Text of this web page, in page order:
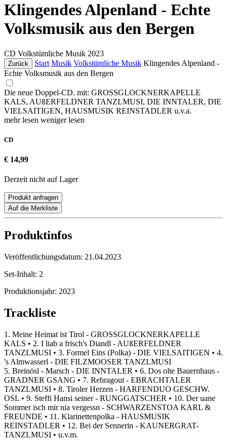
Klingendes Alpenland - Echte
Volksmusik aus den Bergen
CD Volkstümliche Musik 2023
Zurück Start Musik Volkstümliche Musik Klingendes Alpenland -
Echte Volksmusik aus den Bergen
Die neue Doppel-CD. mit: GROSSGLOCKNERKAPELLE
KALS, AUßERFELDNER TANZLMUSI, DIE INNTALER, DIE
VIELSAITIGEN, HAUSMUSIK REINSTADLER u.v.a.
mehr lesen weniger lesen
CD
€ 14,99
Derzeit nicht auf Lager
Produkt anfragen
Auf die Merkliste
Produktinfos
Veröffentlichungsdatum: 21.04.2023
Set-Inhalt: 2
Produktionsjahr: 2023
Trackliste
1. Meine Heimat ist Tirol - GROSSGLOCKNERKAPELLE
KALS • 2. I liab a frisch's Diandl - AUßERFELDNER
TANZLMUSI • 3. Formel Eins (Polka) - DIE VIELSAITIGEN • 4.
's Almwasserl - DIE FILZMOOSER TANZLMUSI
5. Breinösl - Marsch - DIE INNTALER • 6. Dos olte Bauernhaus -
GRADNER GSANG • 7. Rehragout - EBRACHTALER
TANZLMUSI • 8. Tiroler Herzen - HARFENDUO GESCHW.
OSL • 9. Steffi Hansi seiner - RUNGGATSCHER • 10. Der uane
Sommer isch mir nia vergessn - SCHWARZENSTOA KARL &
FREUNDE • 11. Klarinettenpolka - HAUSMUSIK
REINSTADLER • 12. Bei der Sennerin - KAUNERGRAT-
TANZLMUSI • u.v.m.